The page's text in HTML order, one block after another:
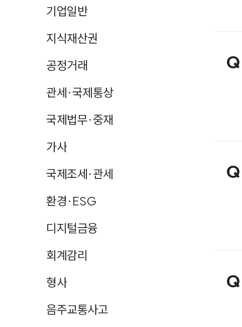
기업일반
지식재산권
공정거래
관세·국제통상
국제법무·중재
가사
국제조세·관세
환경·ESG
디지털금융
회계감리
형사
음주교통사고
Q
Q
Q